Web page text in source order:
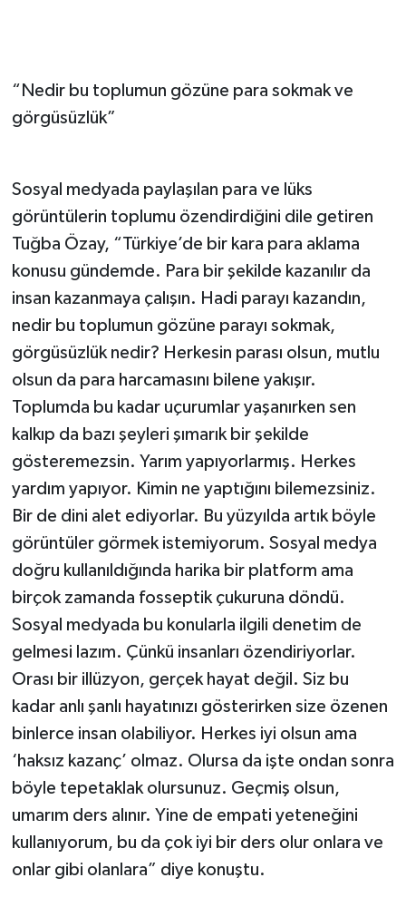
“Nedir bu toplumun gözüne para sokmak ve
görgüsüzlük”
Sosyal medyada paylaşılan para ve lüks
görüntülerin toplumu özendirdiğini dile getiren
Tuğba Özay, “Türkiye’de bir kara para aklama
konusu gündemde. Para bir şekilde kazanılır da
insan kazanmaya çalışın. Hadi parayı kazandın,
nedir bu toplumun gözüne parayı sokmak,
görgüsüzlük nedir? Herkesin parası olsun, mutlu
olsun da para harcamasını bilene yakışır.
Toplumda bu kadar uçurumlar yaşanırken sen
kalkıp da bazı şeyleri şımarık bir şekilde
gösteremezsin. Yarım yapıyorlarmış. Herkes
yardım yapıyor. Kimin ne yaptığını bilemezsiniz.
Bir de dini alet ediyorlar. Bu yüzyılda artık böyle
görüntüler görmek istemiyorum. Sosyal medya
doğru kullanıldığında harika bir platform ama
birçok zamanda fosseptik çukuruna döndü.
Sosyal medyada bu konularla ilgili denetim de
gelmesi lazım. Çünkü insanları özendiriyorlar.
Orası bir illüzyon, gerçek hayat değil. Siz bu
kadar anlı şanlı hayatınızı gösterirken size özenen
binlerce insan olabiliyor. Herkes iyi olsun ama
‘haksız kazanç’ olmaz. Olursa da işte ondan sonra
böyle tepetaklak olursunuz. Geçmiş olsun,
umarım ders alınır. Yine de empati yeteneğini
kullanıyorum, bu da çok iyi bir ders olur onlara ve
onlar gibi olanlara” diye konuştu.